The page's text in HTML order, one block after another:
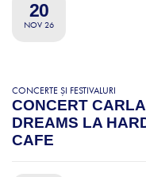
20
NOV 26
CONCERTE ȘI FESTIVALURI
CONCERT
DREAMS LA
CAFE